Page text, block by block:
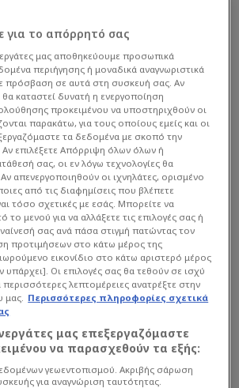
ανακρίθηκε από την
για το απόρρητό σας
μας αποθηκεύουμε προσωπικά
περιήγησης ή μοναδικά αναγνωριστικά
πρόσβαση σε αυτά στη συσκευή σας. Αν
καταστεί δυνατή η ενεργοποίηση
προκειμένου να υποστηριχθούν οι
παρακάτω, για τους οποίους εμείς και οι
τα δεδομένα με σκοπό την
επιλέξετε Απόρριψη όλων όλων ή
σας, οι εν λόγω τεχνολογίες θα
απενεργοποιηθούν οι ιχνηλάτες, ορισμένο
από τις διαφημίσεις που βλέπετε
τόσο σχετικές με εσάς. Μπορείτε να
το μενού για να αλλάξετε τις επιλογές σας ή
σας ανά πάσα στιγμή πατώντας τον
προτιμήσεων στο κάτω μέρος της
εικονίδιο στο κάτω αριστερό μέρος
υπάρχει]. Οι επιλογές σας θα τεθούν σε ισχύ
λεπτομέρειες ανατρέξτε στην
μας. Περισσότερες πληροφορίες σχετικά
μας επεξεργαζόμαστε
να παρασχεθούν τα εξής:
γεωεντοπισμού. Ακριβής σάρωση
για αναγνώριση ταυτότητας.